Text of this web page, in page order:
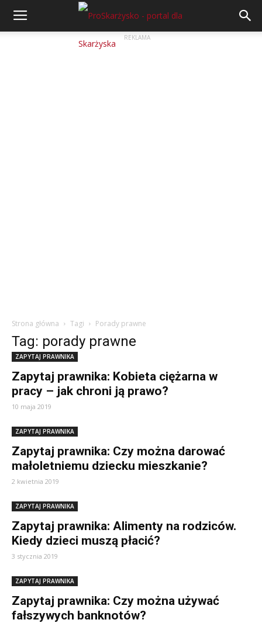
REKLAMA
Strona główna Tagi Porady prawne
Tag: porady prawne
ZAPYTAJ PRAWNIKA
Zapytaj prawnika: Kobieta ciężarna w
pracy – jak chroni ją prawo?
10 maja 2019
ZAPYTAJ PRAWNIKA
Zapytaj prawnika: Czy można darować
małoletniemu dziecku mieszkanie?
2 kwietnia 2019
ZAPYTAJ PRAWNIKA
Zapytaj prawnika: Alimenty na rodziców.
Kiedy dzieci muszą płacić?
3 stycznia 2019
ZAPYTAJ PRAWNIKA
Zapytaj prawnika: Czy można używać
fałszywych banknotów?